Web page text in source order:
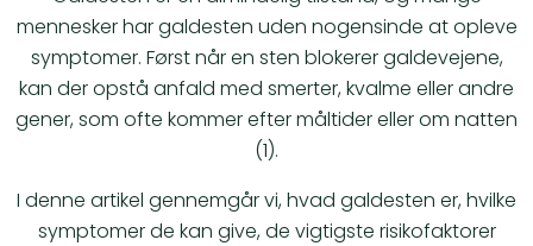
mennesker har galdesten uden nogensinde at opleve
symptomer. Først når en sten blokerer galdevejene,
kan der opstå anfald med smerter, kvalme eller andre
gener, som ofte kommer efter måltider eller om natten
(1).
I denne artikel gennemgår vi, hvad galdesten er, hvilke
symptomer de kan give, de vigtigste risikofaktorer